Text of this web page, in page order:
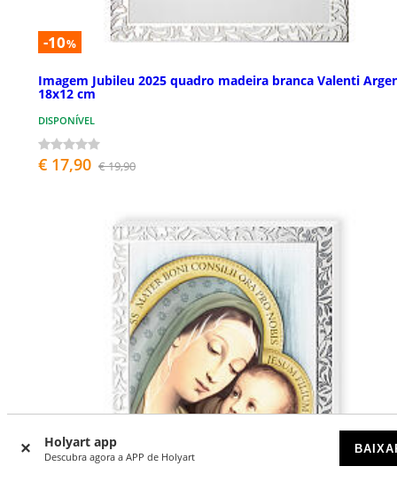
Holyart app
Descubra agora a APP de Holyart
-10%
Imagem Jubileu 2025 quadro madeira branca Valenti
18x12 cm
DISPONÍVEL
€ 17,90 € 19,90